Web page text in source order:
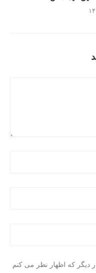
دیگر که اظهار نظر می کنم